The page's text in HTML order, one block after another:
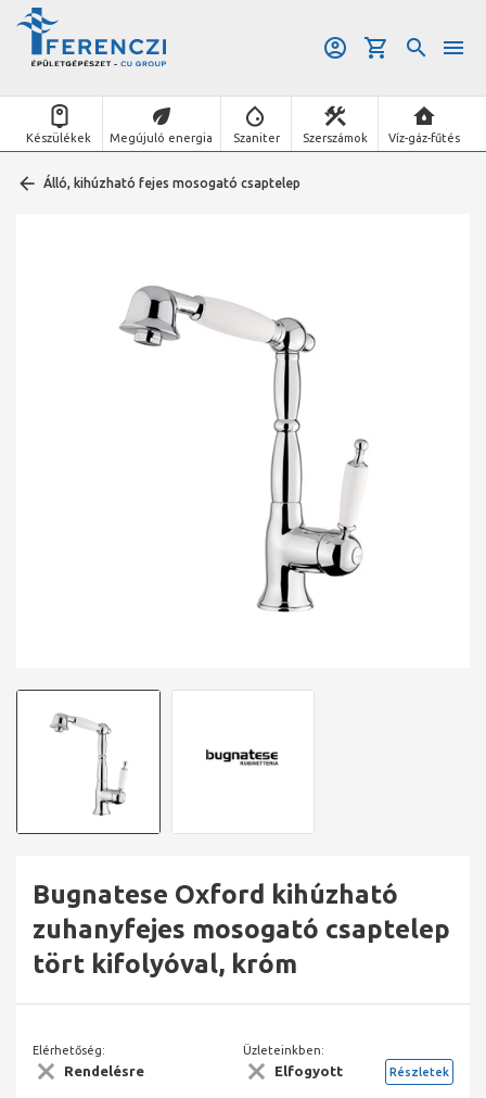
Készülékek Megújuló energia Szaniter Szerszámok Víz-gáz-fűtés
Álló, kihúzható fejes mosogató csaptelep
Bugnatese Oxford kihúzható
zuhanyfejes mosogató csaptelep
tört kifolyóval, króm
Elérhetőség:
Rendelésre
Üzleteinkben:
Elfogyott Részletek